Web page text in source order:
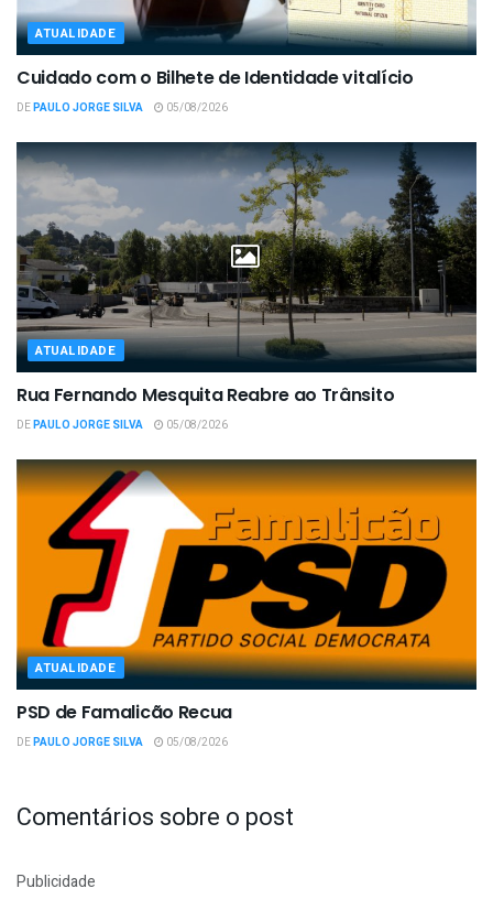
ATUALIDADE
Cuidado com o Bilhete de Identidade vitalício
DEPAULO JORGE SILVA 05/08/2026
ATUALIDADE
Rua Fernando Mesquita Reabre ao Trânsito
DEPAULO JORGE SILVA 05/08/2026
ATUALIDADE
PSD de Famalicão Recua
DEPAULO JORGE SILVA 05/08/2026
Comentários sobre o post
Publicidade